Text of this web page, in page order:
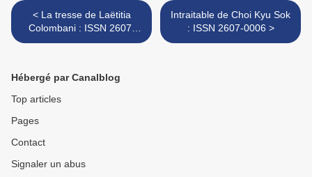
< La tresse de Laëtitia
Colombani : ISSN 2607-
0006
Intraitable de Choi Kyu Sok
: ISSN 2607-0006 >
Hébergé par Canalblog
Top articles
Pages
Contact
Signaler un abus